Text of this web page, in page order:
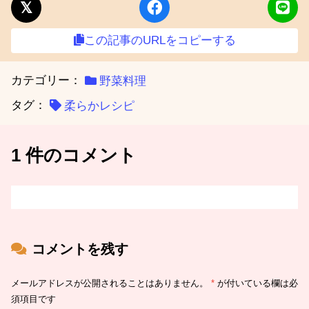
この記事のURLをコピーする
カテゴリー：
野菜料理
タグ：
柔らかレシピ
1 件のコメント
コメントを残す
メールアドレスが公開されることはありません。 * が付いている欄は必
須項目です